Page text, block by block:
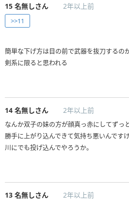
15 名無しさん 2年以上前
>>11
簡単な下げ方は目の前で武器を抜刀するの
剣系に限ると思われる
14 名無しさん 2年以上前
なんか双子の妹の方が顔真っ赤にしてずっ
勝手に上がり込んできて気持ち悪いんですけ
川にでも投げ込んでやろうか。
13 名無しさん 2年以上前